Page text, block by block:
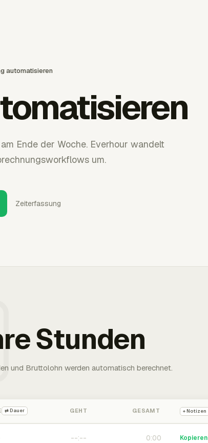
automatisieren
Ende der Woche. Everhour wandelt
um.
Zeiterfassung
Stunden
und Bruttolohn werden automatisch berechnet.
⇄ Dauer GEHT GESAMT + Notizen
0:00 Kopieren